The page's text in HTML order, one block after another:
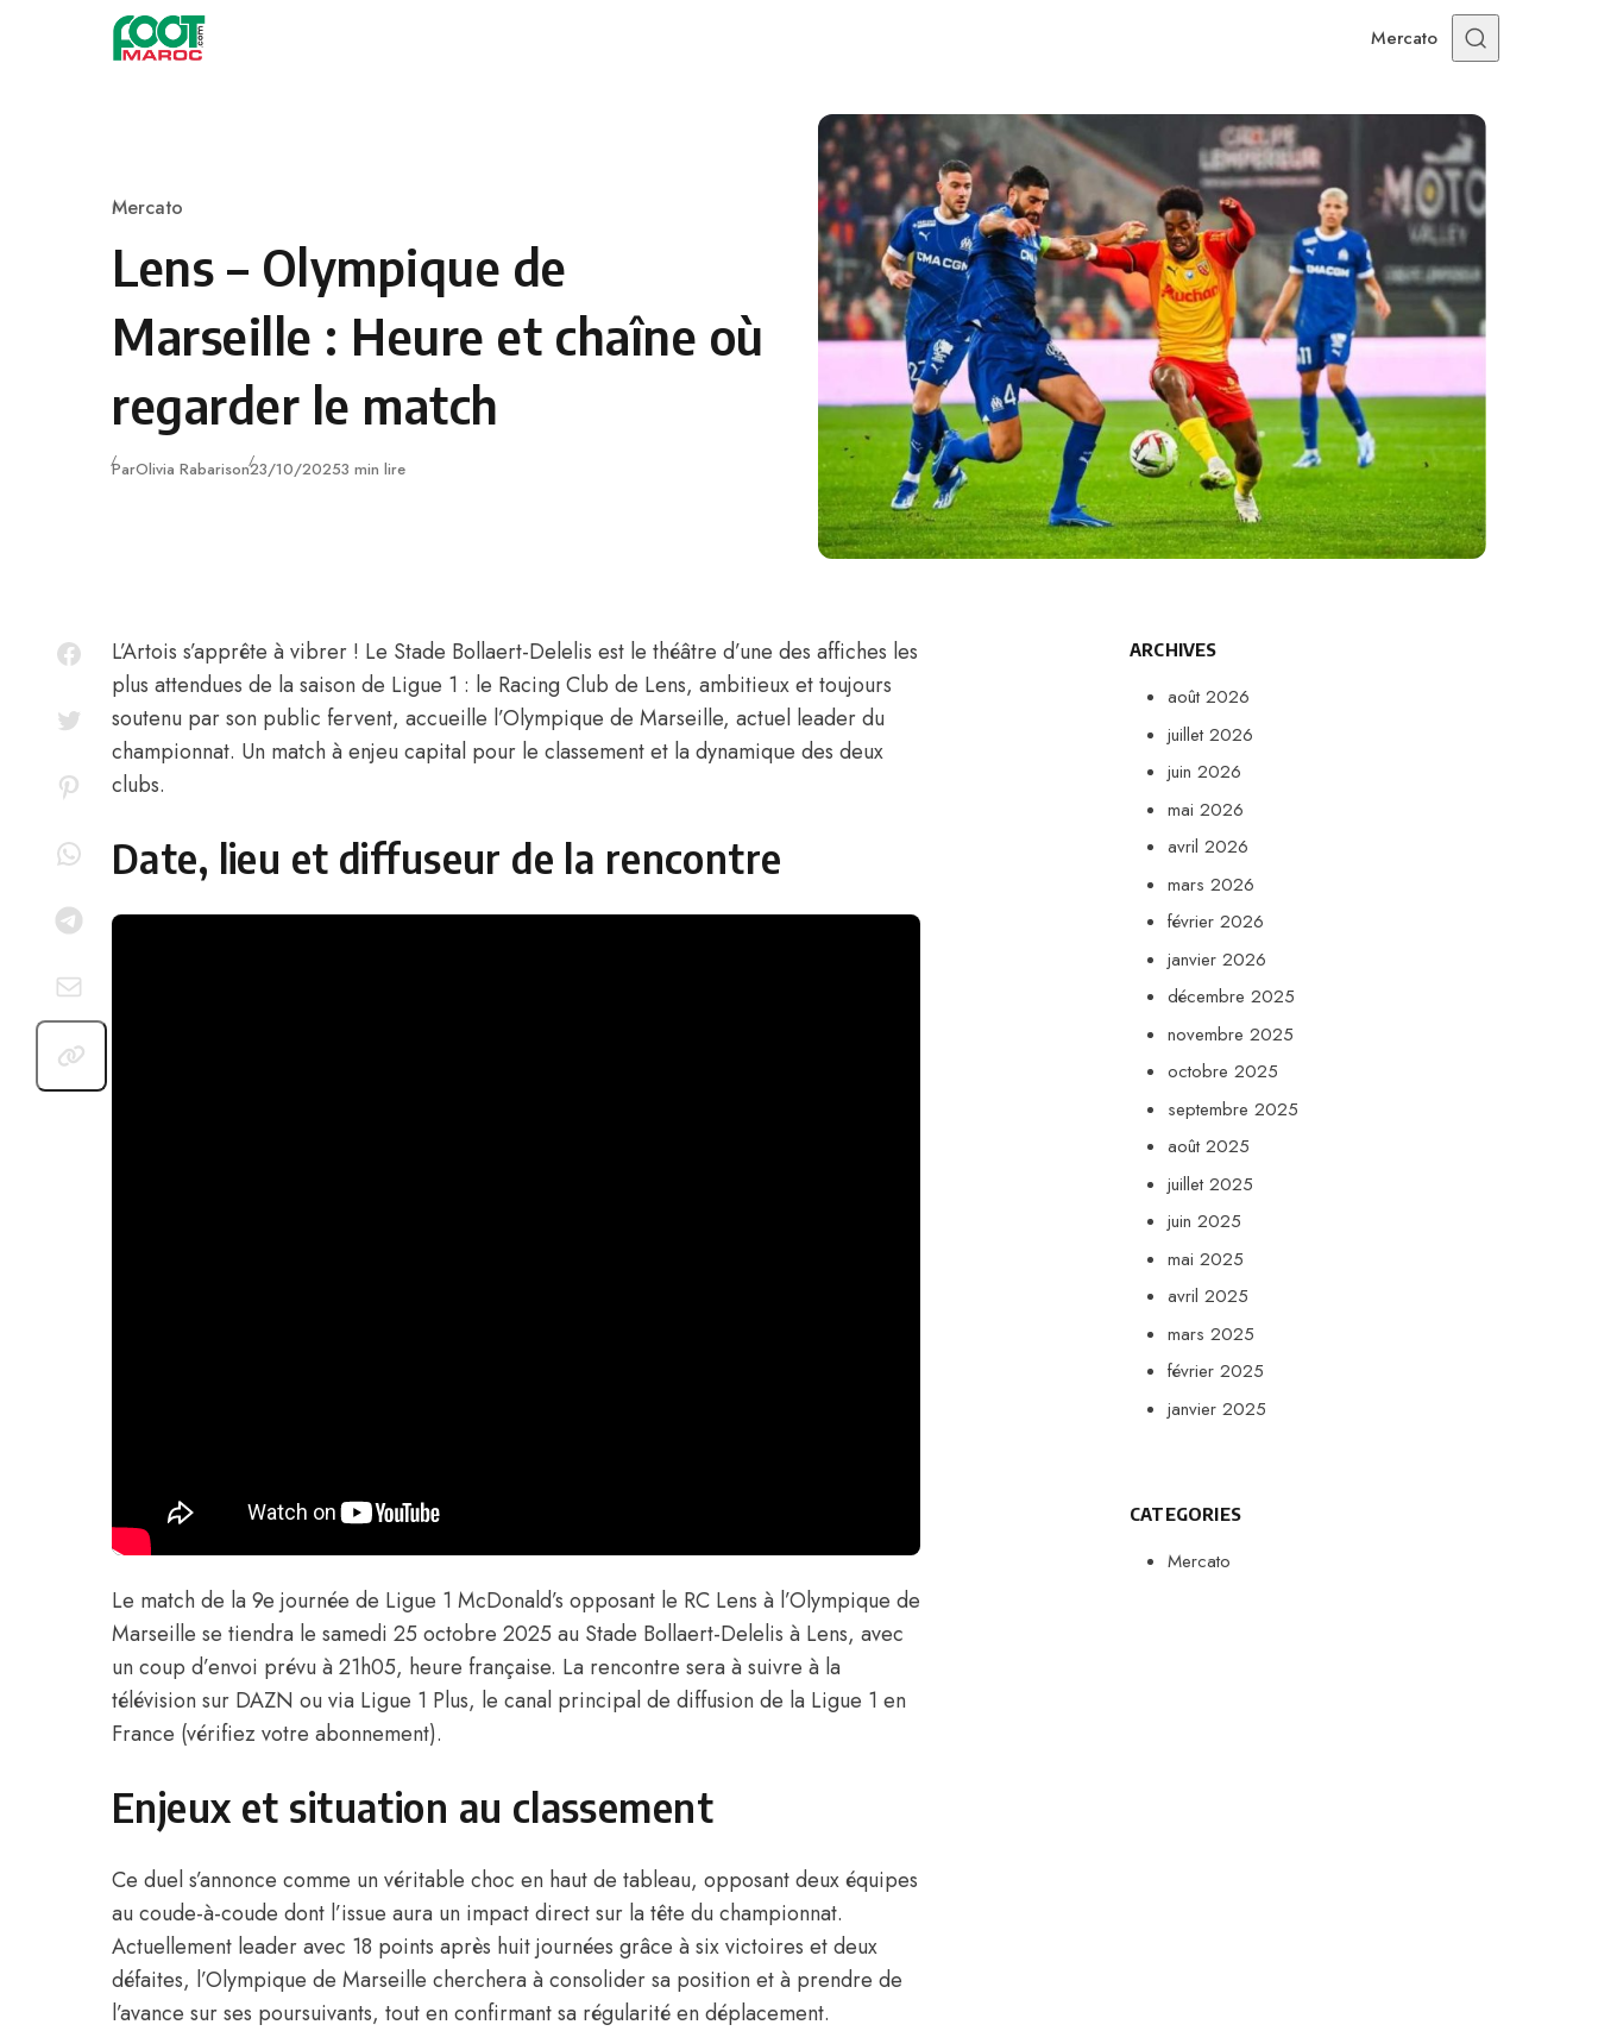
Skip to content
Mercato
Category
Mercato
Lens – Olympique de
Marseille : Heure et chaîne où
regarder le match
ParOlivia RabarisonPublié
23/10/20253 min lire
L’Artois s’apprête à vibrer ! Le Stade Bollaert-Delelis est le théâtre d’une des affiches les
plus attendues de la saison de Ligue 1 : le Racing Club de Lens, ambitieux et toujours
soutenu par son public fervent, accueille l’Olympique de Marseille, actuel leader du
championnat. Un match à enjeu capital pour le classement et la dynamique des deux
clubs.
Date, lieu et diffuseur de la rencontre
Le match de la 9e journée de Ligue 1 McDonald’s opposant le RC Lens à l’Olympique de
Marseille se tiendra le samedi 25 octobre 2025 au Stade Bollaert-Delelis à Lens, avec
un coup d’envoi prévu à 21h05, heure française. La rencontre sera à suivre à la
télévision sur DAZN ou via Ligue 1 Plus, le canal principal de diffusion de la Ligue 1 en
France (vérifiez votre abonnement).
Enjeux et situation au classement
Ce duel s’annonce comme un véritable choc en haut de tableau, opposant deux équipes
au coude-à-coude dont l’issue aura un impact direct sur la tête du championnat.
Actuellement leader avec 18 points après huit journées grâce à six victoires et deux
défaites, l’Olympique de Marseille cherchera à consolider sa position et à prendre de
l’avance sur ses poursuivants, tout en confirmant sa régularité en déplacement.
ARCHIVES
août 2026
juillet 2026
juin 2026
mai 2026
avril 2026
mars 2026
février 2026
janvier 2026
décembre 2025
novembre 2025
octobre 2025
septembre 2025
août 2025
juillet 2025
juin 2025
mai 2025
avril 2025
mars 2025
février 2025
janvier 2025
CATEGORIES
Mercato